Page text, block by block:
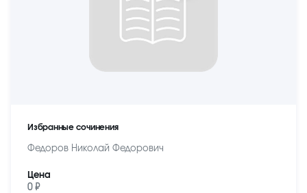
Избранные сочинения
Федоров Николай Федорович
Цена
0 ₽